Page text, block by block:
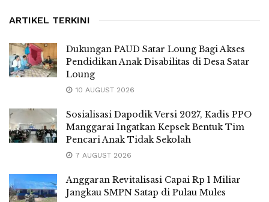
ARTIKEL TERKINI
Dukungan PAUD Satar Loung Bagi Akses
Pendidikan Anak Disabilitas di Desa Satar
Loung
10 AUGUST 2026
Sosialisasi Dapodik Versi 2027, Kadis PPO
Manggarai Ingatkan Kepsek Bentuk Tim
Pencari Anak Tidak Sekolah
7 AUGUST 2026
Anggaran Revitalisasi Capai Rp 1 Miliar
Jangkau SMPN Satap di Pulau Mules